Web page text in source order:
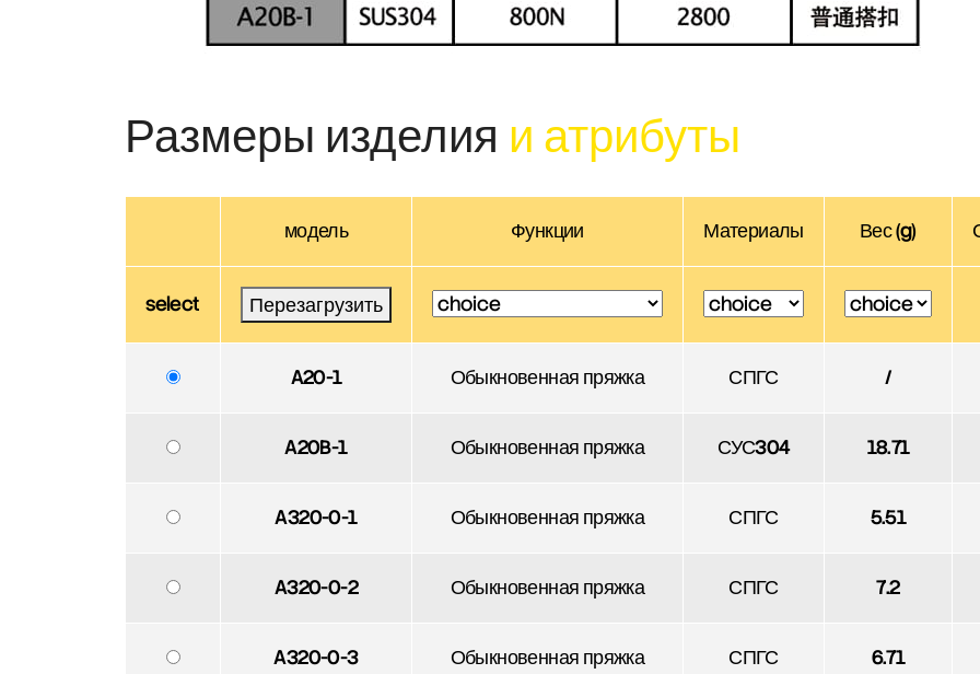
Размеры изделия и атрибуты
модель Функции Материалы Вес (g)
select Перезагрузить
A20-1 Обыкновенная пряжка СПГС /
A20B-1 Обыкновенная пряжка СУС304 18.71
A320-0-1 Обыкновенная пряжка СПГС 5.51
A320-0-2 Обыкновенная пряжка СПГС 7.2
A320-0-3 Обыкновенная пряжка СПГС 6.71